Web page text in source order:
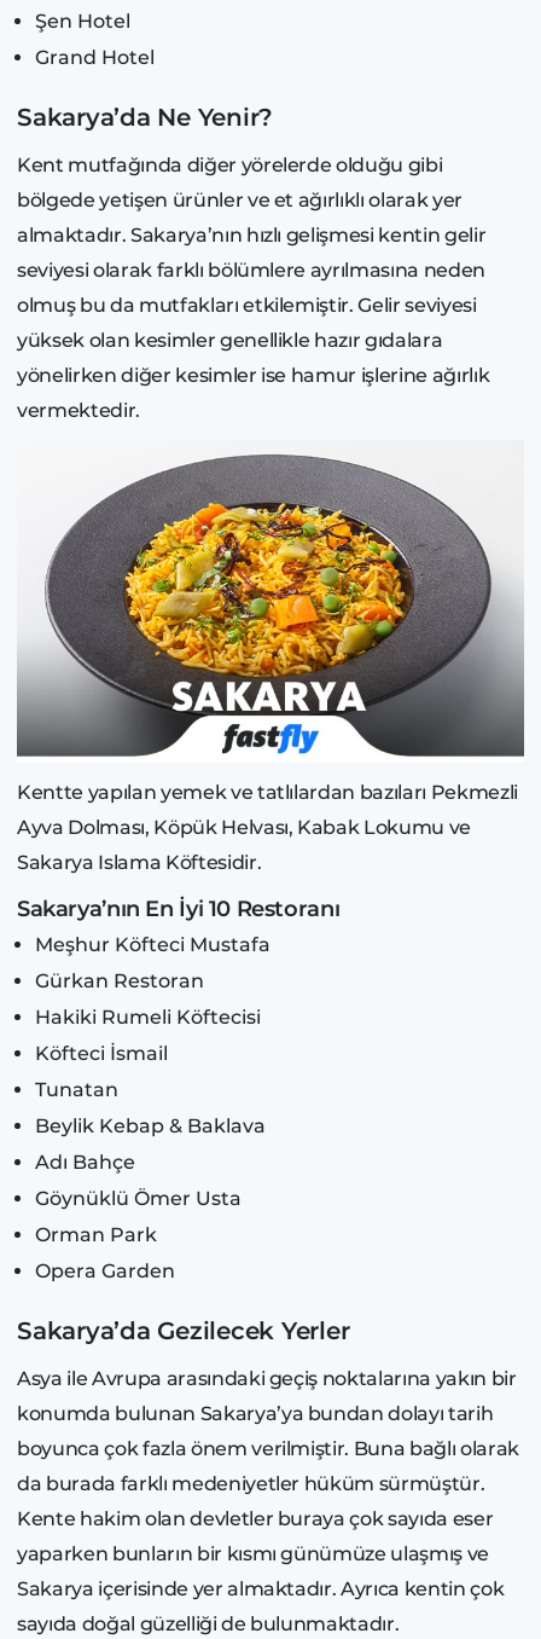
Şen Hotel
Grand Hotel
Sakarya’da Ne Yenir?
Kent mutfağında diğer yörelerde olduğu gibi
bölgede yetişen ürünler ve et ağırlıklı olarak yer
almaktadır. Sakarya’nın hızlı gelişmesi kentin gelir
seviyesi olarak farklı bölümlere ayrılmasına neden
olmuş bu da mutfakları etkilemiştir. Gelir seviyesi
yüksek olan kesimler genellikle hazır gıdalara
yönelirken diğer kesimler ise hamur işlerine ağırlık
vermektedir.
Kentte yapılan yemek ve tatlılardan bazıları Pekmezli
Ayva Dolması, Köpük Helvası, Kabak Lokumu ve
Sakarya Islama Köftesidir.
Sakarya’nın En İyi 10 Restoranı
Meşhur Köfteci Mustafa
Gürkan Restoran
Hakiki Rumeli Köftecisi
Köfteci İsmail
Tunatan
Beylik Kebap & Baklava
Adı Bahçe
Göynüklü Ömer Usta
Orman Park
Opera Garden
Sakarya’da Gezilecek Yerler
Asya ile Avrupa arasındaki geçiş noktalarına yakın bir
konumda bulunan Sakarya’ya bundan dolayı tarih
boyunca çok fazla önem verilmiştir. Buna bağlı olarak
da burada farklı medeniyetler hüküm sürmüştür.
Kente hakim olan devletler buraya çok sayıda eser
yaparken bunların bir kısmı günümüze ulaşmış ve
Sakarya içerisinde yer almaktadır. Ayrıca kentin çok
sayıda doğal güzelliği de bulunmaktadır.